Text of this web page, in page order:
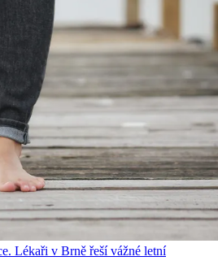
Lékaři v Brně řeší vážné letní